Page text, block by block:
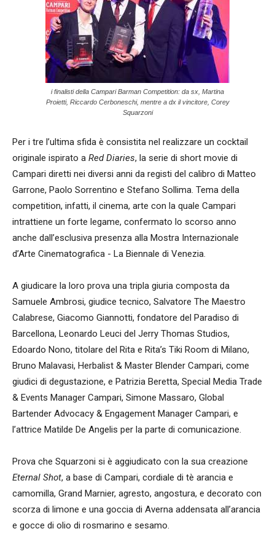
i finalisti della Campari Barman Competition: da sx, Martina
Proietti, Riccardo Cerboneschi, mentre a dx il vincitore, Corey
Squarzoni
Per i tre l’ultima sfida è consistita nel realizzare un cocktail
originale ispirato a Red Diaries, la serie di short movie di
Campari diretti nei diversi anni da registi del calibro di Matteo
Garrone, Paolo Sorrentino e Stefano Sollima. Tema della
competition, infatti, il cinema, arte con la quale Campari
intrattiene un forte legame, confermato lo scorso anno
anche dall’esclusiva presenza alla Mostra Internazionale
d’Arte Cinematografica - La Biennale di Venezia.
A giudicare la loro prova una tripla giuria composta da
Samuele Ambrosi, giudice tecnico, Salvatore The Maestro
Calabrese, Giacomo Giannotti, fondatore del Paradiso di
Barcellona, Leonardo Leuci del Jerry Thomas Studios,
Edoardo Nono, titolare del Rita e Rita’s Tiki Room di Milano,
Bruno Malavasi, Herbalist & Master Blender Campari, come
giudici di degustazione, e Patrizia Beretta, Special Media Trade
& Events Manager Campari, Simone Massaro, Global
Bartender Advocacy & Engagement Manager Campari, e
l’attrice Matilde De Angelis per la parte di comunicazione.
Prova che Squarzoni si è aggiudicato con la sua creazione
Eternal Shot, a base di Campari, cordiale di tè arancia e
camomilla, Grand Marnier, agresto, angostura, e decorato con
scorza di limone e una goccia di Averna addensata all’arancia
e gocce di olio di rosmarino e sesamo.